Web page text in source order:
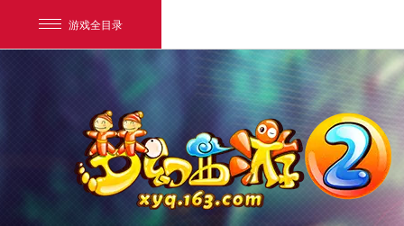
游戏全目录